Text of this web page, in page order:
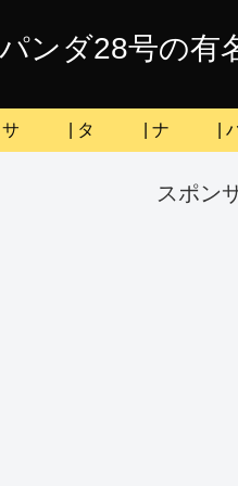
パンダ28号の有
| サ | タ | ナ |
スポン